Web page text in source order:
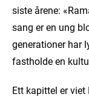
siste årene:
sang er en ung
generationer har
fastholde en
Ett kapittel er viet